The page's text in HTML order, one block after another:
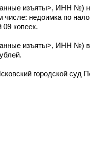
изъяты>, ИНН №)
недоимка по
копеек.
изъяты>, ИНН №)
городской суд